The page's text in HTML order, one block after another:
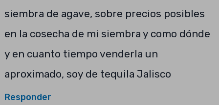
siembra de agave, sobre precios posibles
en la cosecha de mi siembra y como dónde
y en cuanto tiempo venderla un
aproximado, soy de tequila Jalisco
Responder